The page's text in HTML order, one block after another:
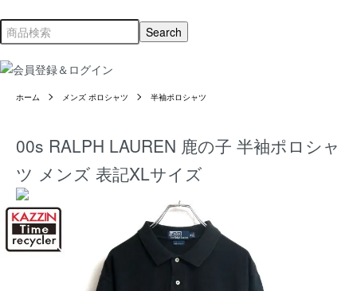
ホーム メンズ ポロシャツ 半袖ポロシャツ
00s RALPH LAUREN 鹿の子 半袖ポロシャ
ツ メンズ 表記XLサイズ